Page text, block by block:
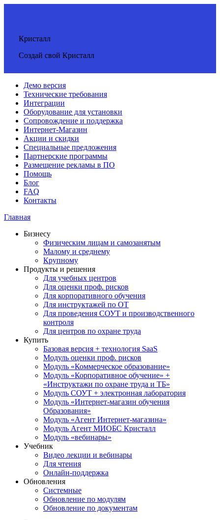
Кристалл
Создай свой Кристалл
Демо версия
Технические требования
Интеграции
Оборудование для установки
Сопровождение и поддержка
Интернет-Магазин
Акции и скидки
Специальные предложения
Партнерские программы
Размещение рекламы в ПО
Помощь
Блог
FAQ
Контакты
Главная
Бизнесу
Физическим лицам и самозанятым
Малому и среднему
Крупному
Продукты и решения
Для учебных центров
Для оценки проф. рисков
Для корпоративного обучения
Для инструктажей по ОТ
Для проведения СОУТ и производственного
контроля
Для центров по охране труда
Купить
Базовая версия + технология SaaS
Модуль оценки проф. рисков
Модуль «Коммерческое образование»
Модуль «Корпоративное обучение» +
«Инструктажи по охране труда и ТБ»
Модуль СОУТ + электронная лаборатория
Модуль «Интернет-магазин обучения
Образования»
Модуль «Агент Интернет-магазина»
Модуль Агент МИОБС Кристалл
Модуль «вебинары»
Учебник
Видео лекции и вебинары
Для чтения
Онлайн-поддержка
Обновления
Системные
Обновление по модулям
Обновление по документам